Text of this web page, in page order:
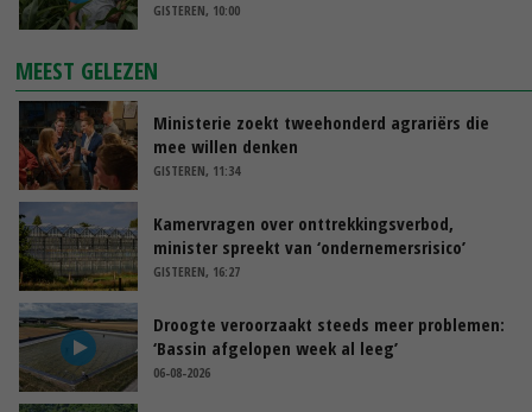
GISTEREN, 10:00
MEEST GELEZEN
Ministerie zoekt tweehonderd agrariërs die
mee willen denken
GISTEREN, 11:34
Kamervragen over onttrekkingsverbod,
minister spreekt van ‘ondernemersrisico’
GISTEREN, 16:27
Droogte veroorzaakt steeds meer problemen:
‘Bassin afgelopen week al leeg’
06-08-2026